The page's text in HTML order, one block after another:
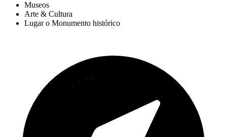
Museos
Arte & Cultura
Lugar o Monumento histórico